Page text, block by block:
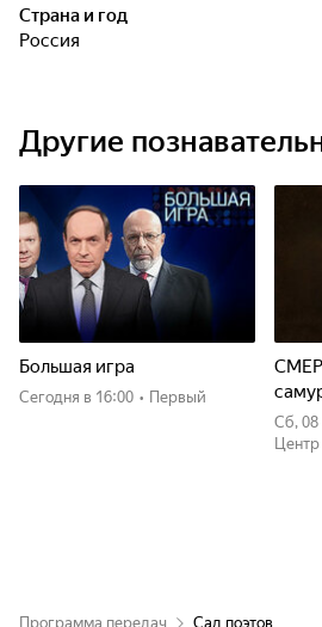
Страна и год
Россия
Другие
Большая игра
Сегодня в 16:00 • Первый
сб,
Центр
Программа передач Сад поэтов